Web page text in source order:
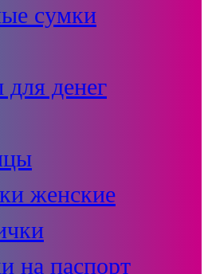
сумки
денег
женские
на паспорт